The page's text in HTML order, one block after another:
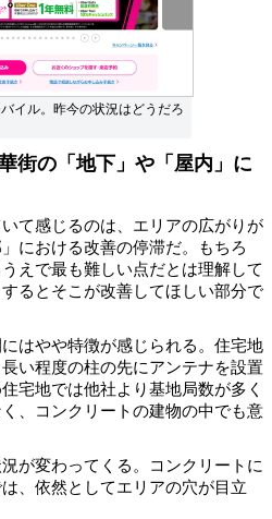
イル。昨今の状況はどうだろ
街の「地下」や「屋内」に
て感じるのは、エリアの広がりが
における改善の停滞だ。もちろ
えで最も難しい点だとは理解して
るとそこが改善してほしい部分で
はやや特徴が感じられる。住宅地
い程度の柱の先にアンテナを設置
宅地では他社より基地局数が多く
、コンクリートの建物の中でも意
が変わってくる。コンクリートに
、依然としてエリアの穴が目立